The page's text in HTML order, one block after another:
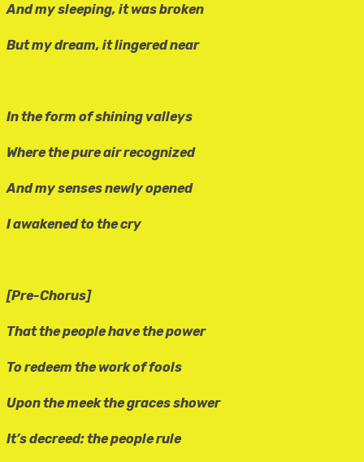
And my sleeping, it was broken
But my dream, it lingered near
In the form of shining valleys
Where the pure air recognized
And my senses newly opened
I awakened to the cry
[Pre-Chorus]
That the people have the power
To redeem the work of fools
Upon the meek the graces shower
It’s decreed: the people rule